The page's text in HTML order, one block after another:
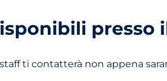
presso
ti contatterà non appena